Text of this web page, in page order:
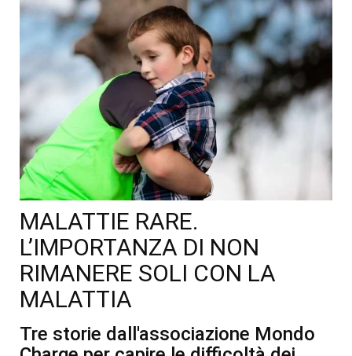
MALATTIE RARE.
L’IMPORTANZA DI NON
RIMANERE SOLI CON LA
MALATTIA
Tre storie dall'associazione Mondo